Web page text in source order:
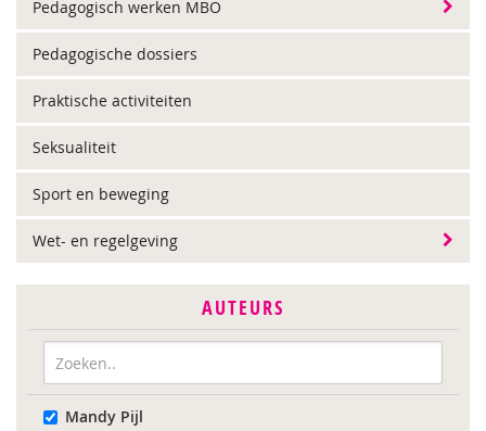
Pedagogisch werken MBO
Pedagogische dossiers
Praktische activiteiten
Seksualiteit
Sport en beweging
Wet- en regelgeving
AUTEURS
Mandy Pijl